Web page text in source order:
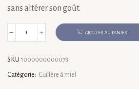
sans altérer son goût.
quantité
à
miel
AJOUTER AU PANIER
SKU 1000000000073
Catégorie: Cuillère à miel